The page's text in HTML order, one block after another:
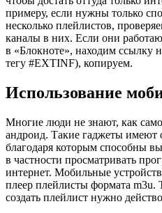
примеру, если нужны только
несколько плейлистов,
каналы в них. Если они
в «Блокноте», находим ссылку
тегу #EXTINF), копируем.
Использование
Многие люди не знают, как
андроид. Такие гаджеты имеют
благодаря которым способны
в частности просматривать
интернет. Мобильные
плеер плейлисты формата m3u.
создать плейлист нужно